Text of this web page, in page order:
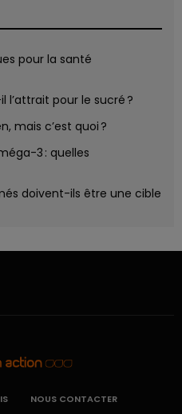
pour la santé
pour le sucré ?
mais c’est quoi ?
3 : quelles
doivent-ils être une cible
NOUS CONTACTER